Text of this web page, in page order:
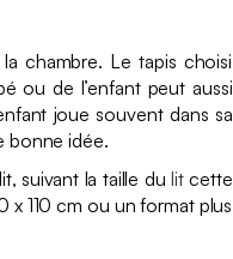
chambre. Le tapis choisi
ou de l’enfant peut aussi
joue souvent dans sa
bonne idée.
suivant la taille du litcette
110 cm ou un format plus